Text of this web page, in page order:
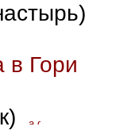
в Гори